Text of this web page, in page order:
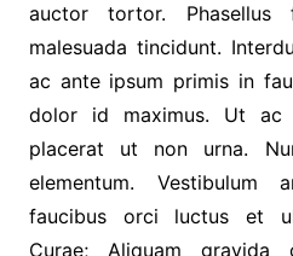
auctor tortor.
malesuada tincidunt.
ac ante ipsum primis in
dolor id maximus. Ut
placerat ut non urna.
elementum.
faucibus orci luctus et
Curae; Aliquam gravida